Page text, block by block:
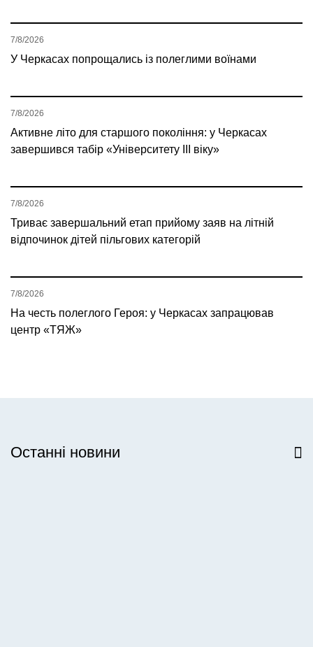
У Черкасах попрощались із полеглими воїнами
7/8/2026
Активне літо для старшого покоління: у Черкасах
завершився табір «Університету ІІІ віку»
7/8/2026
Триває завершальний етап прийому заяв на літній
відпочинок дітей пільгових категорій
7/8/2026
На честь полеглого Героя: у Черкасах запрацював
центр «ТЯЖ»
7/8/2026
Останні новини